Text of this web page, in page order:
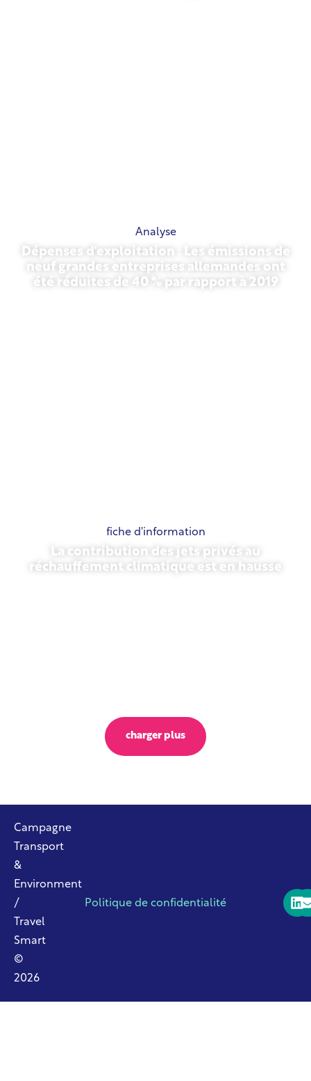
Analyse
Dépenses d'exploitation : Les émissions de
neuf grandes entreprises allemandes ont
été réduites de 40 % par rapport à 2019
fiche d'information
La contribution des jets privés au
réchauffement climatique est en hausse
charger plus
Campagne
Transport
&
Environment
/
Travel
Smart
©
2026
Politique de confidentialité